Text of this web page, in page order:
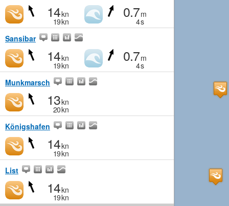
14kn
19kn
0.7m
4s
Sansibar
14kn
19kn
0.7m
4s
Munkmarsch
13kn
20kn
Königshafen
14kn
19kn
List
14kn
19kn